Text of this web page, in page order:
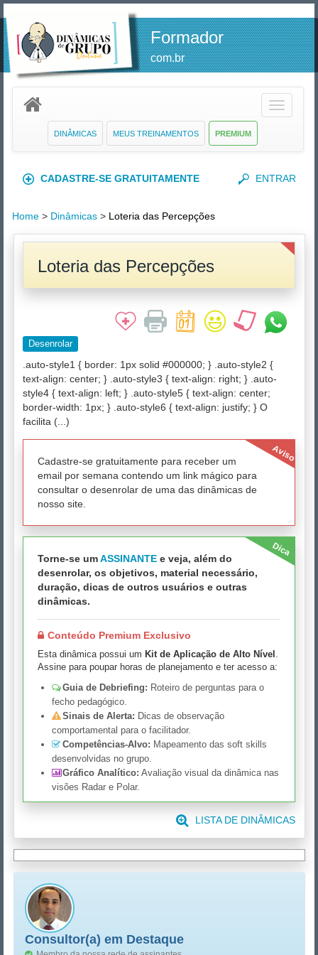
Formador
com.br
Toggle
PREMIUM
MEUS TREINAMENTOS
DINÂMICAS
CADASTRE-SE GRATUITAMENTE ENTRAR
Home > Dinâmicas > Loteria das Percepções
Loteria das Percepções
Desenrolar
.auto-style1 { border: 1px solid #000000; } .auto-style2 {
text-align: center; } .auto-style3 { text-align: right; } .auto-
style4 { text-align: left; } .auto-style5 { text-align: center;
border-width: 1px; } .auto-style6 { text-align: justify; } O
facilita (...)
Aviso
Cadastre-se gratuitamente para receber um
email por semana contendo um link mágico para
consultar o desenrolar de uma das dinâmicas de
nosso site.
Dica
Torne-se umASSINANTE e veja, além do
desenrolar, os objetivos, material necessário,
duração, dicas de outros usuários e outras
dinâmicas.
Conteúdo Premium Exclusivo
Esta dinâmica possui um Kit de Aplicação de Alto Nível .
Assine para poupar horas de planejamento e ter acesso a:
Guia de Debriefing: Roteiro de perguntas para o
fecho pedagógico.
Sinais de Alerta: Dicas de observação
comportamental para o facilitador.
Competências-Alvo: Mapeamento das soft skills
desenvolvidas no grupo.
Gráfico Analítico: Avaliação visual da dinâmica nas
visões Radar e Polar.
LISTA DE DINÂMICAS
Consultor(a) em Destaque